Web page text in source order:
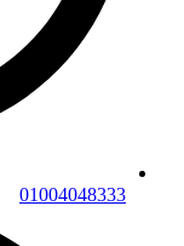
01004048333